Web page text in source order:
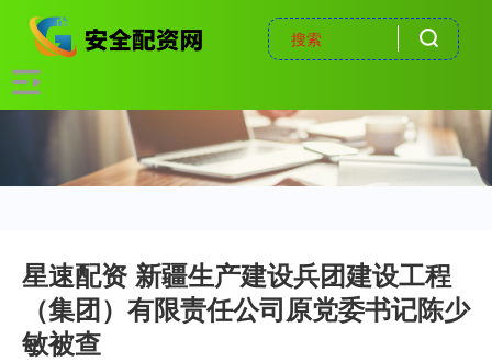
星速配资 新疆生产建设兵团建设工程
（集团）有限责任公司原党委书记陈少
敏被查